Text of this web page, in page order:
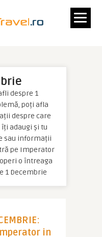
despre 1
poți afla
despre care
adaugi și tu
sau informații
pe Imperator
o întreaga
1 Decembrie
in